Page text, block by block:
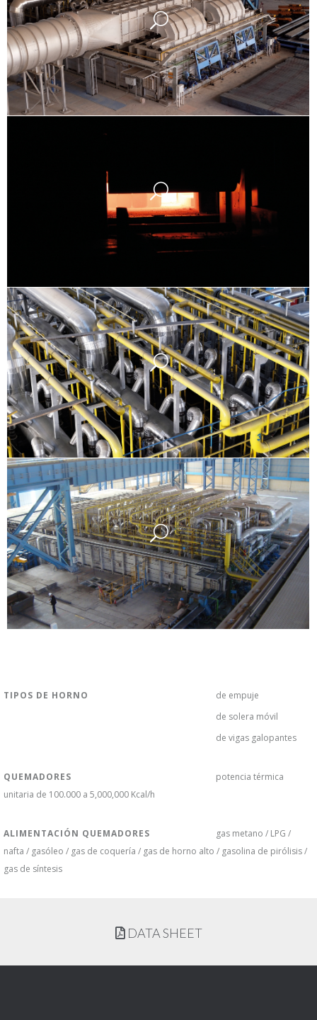
TIPOS DE HORNO
de empuje
de solera móvil
de vigas galopantes
QUEMADORES
potencia térmica
unitaria de 100.000 a 5,000,000 Kcal/h
ALIMENTACIÓN QUEMADORES
gas metano / LPG /
nafta / gasóleo / gas de coquería / gas de horno alto / gasolina de pirólisis /
gas de síntesis
DATA SHEET